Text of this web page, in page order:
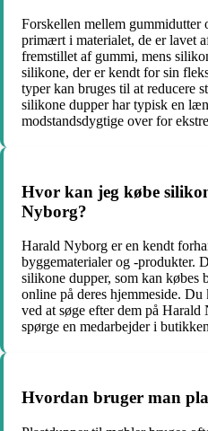
Forskellen mellem gummidutter
primært i materialet, de er lavet
fremstillet af gummi, mens
silikone, der er kendt for sin
typer kan bruges til at reducere
silikone dupper har typisk en
modstandsdygtige over for
Hvor kan jeg købe
Nyborg?
Harald Nyborg er en kendt
byggematerialer og -produkter.
silikone dupper, som kan købes
online på deres hjemmeside.
ved at søge efter dem på
spørge en medarbejder i
Hvordan bruger man